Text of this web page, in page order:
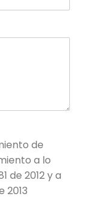
de
a lo
de 2012 y a
2013